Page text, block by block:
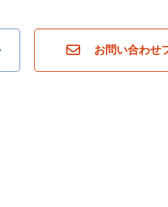
お問い合わせ